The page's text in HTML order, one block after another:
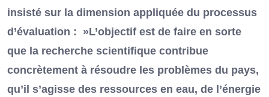
insisté sur la dimension appliquée du processus
d’évaluation : »L’objectif est de faire en sorte
que la recherche scientifique contribue
concrètement à résoudre les problèmes du pays,
qu’il s’agisse des ressources en eau, de l’énergie